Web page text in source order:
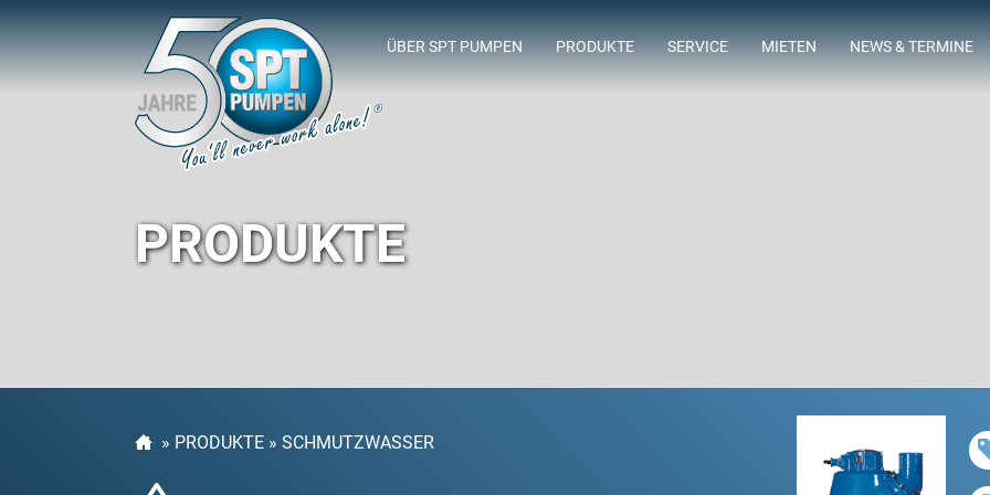
ÜBER SPT PUMPEN PRODUKTE SERVICE MIETEN NEWS & TERMINE
PRODUKTE
» PRODUKTE » SCHMUTZWASSER